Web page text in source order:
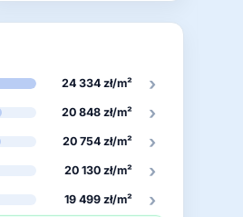
24 334 zł/m² ›
20 848 zł/m² ›
20 754 zł/m² ›
20 130 zł/m² ›
19 499 zł/m² ›